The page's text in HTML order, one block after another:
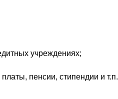
учреждениях;
пенсии, стипендии и т.п.